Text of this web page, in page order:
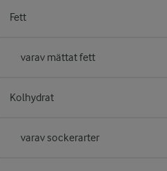
Fett
varav mättat fett
Kolhydrat
varav sockerarter